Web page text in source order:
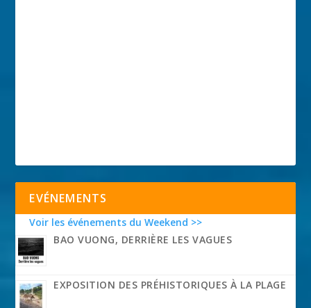
EVÉNEMENTS
Voir les événements du Weekend >>
BAO VUONG, DERRIÈRE LES VAGUES
EXPOSITION DES PRÉHISTORIQUES À LA PLAGE